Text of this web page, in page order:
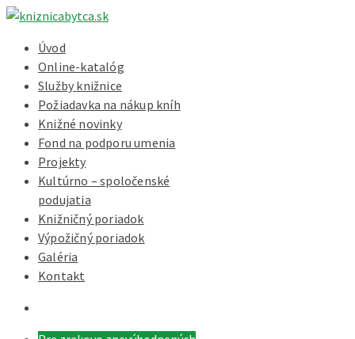
Úvod
Online-katalóg
Služby knižnice
Požiadavka na nákup kníh
Knižné novinky
Fond na podporu umenia
Projekty
Kultúrno – spoločenské
podujatia
Knižničný poriadok
Výpožičný poriadok
Galéria
Kontakt